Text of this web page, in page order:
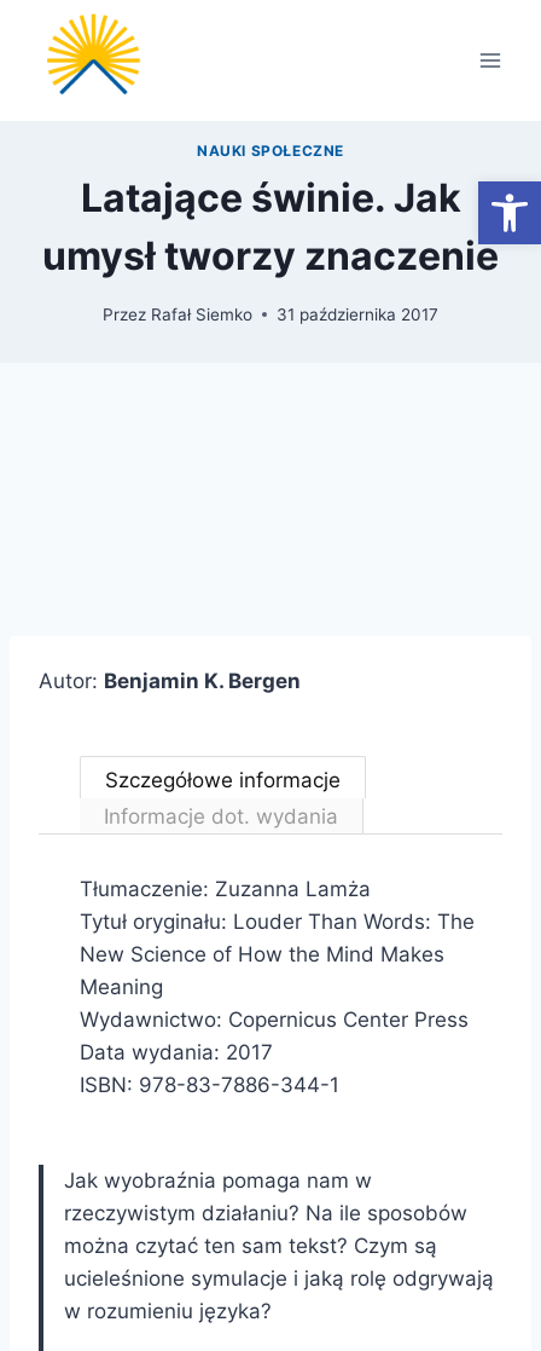
Przejdź
treści
NAUKI SPOŁECZNE
Latające świnie. Jak
umysł tworzy znaczenie
Przez Rafał Siemko 31 października 2017
Autor: Benjamin K. Bergen
Szczegółowe informacje
Informacje dot. wydania
Tłumaczenie: Zuzanna Lamża
Tytuł oryginału: Louder Than Words: The
New Science of How the Mind Makes
Meaning
Wydawnictwo: Copernicus Center Press
Data wydania: 2017
ISBN: 978-83-7886-344-1
Jak wyobraźnia pomaga nam w
rzeczywistym działaniu? Na ile sposobów
można czytać ten sam tekst? Czym są
ucieleśnione symulacje i jaką rolę odgrywają
w rozumieniu języka?